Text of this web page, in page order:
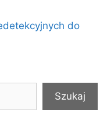
do
Szukaj